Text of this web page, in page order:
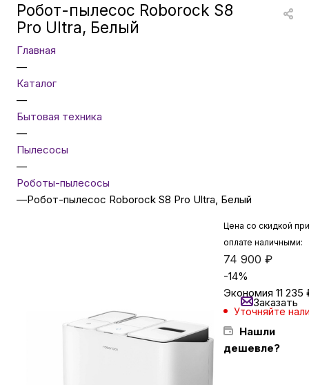
Умные кольца
Бытовая техника
Красота и здоровье
Робот-пылесос Roborock S8
Pro Ultra, Белый
Главная
—
Каталог
—
Бытовая техника
—
Пылесосы
—
Роботы-пылесосы
—Робот-пылесос Roborock S8 Pro Ultra, Белый
Цена со скидкой при
оплате наличными:
74 900 ₽
-14%
Экономия 11 235
Уточняйте
Нашли
дешевле?
Заказать